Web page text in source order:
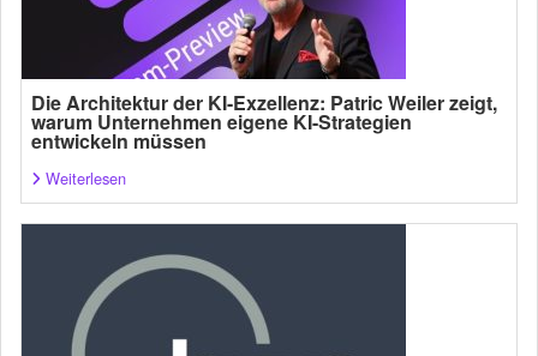
Die Architektur der KI-Exzellenz: Patric Weiler zeigt,
warum Unternehmen eigene KI-Strategien
entwickeln müssen
Weiterlesen